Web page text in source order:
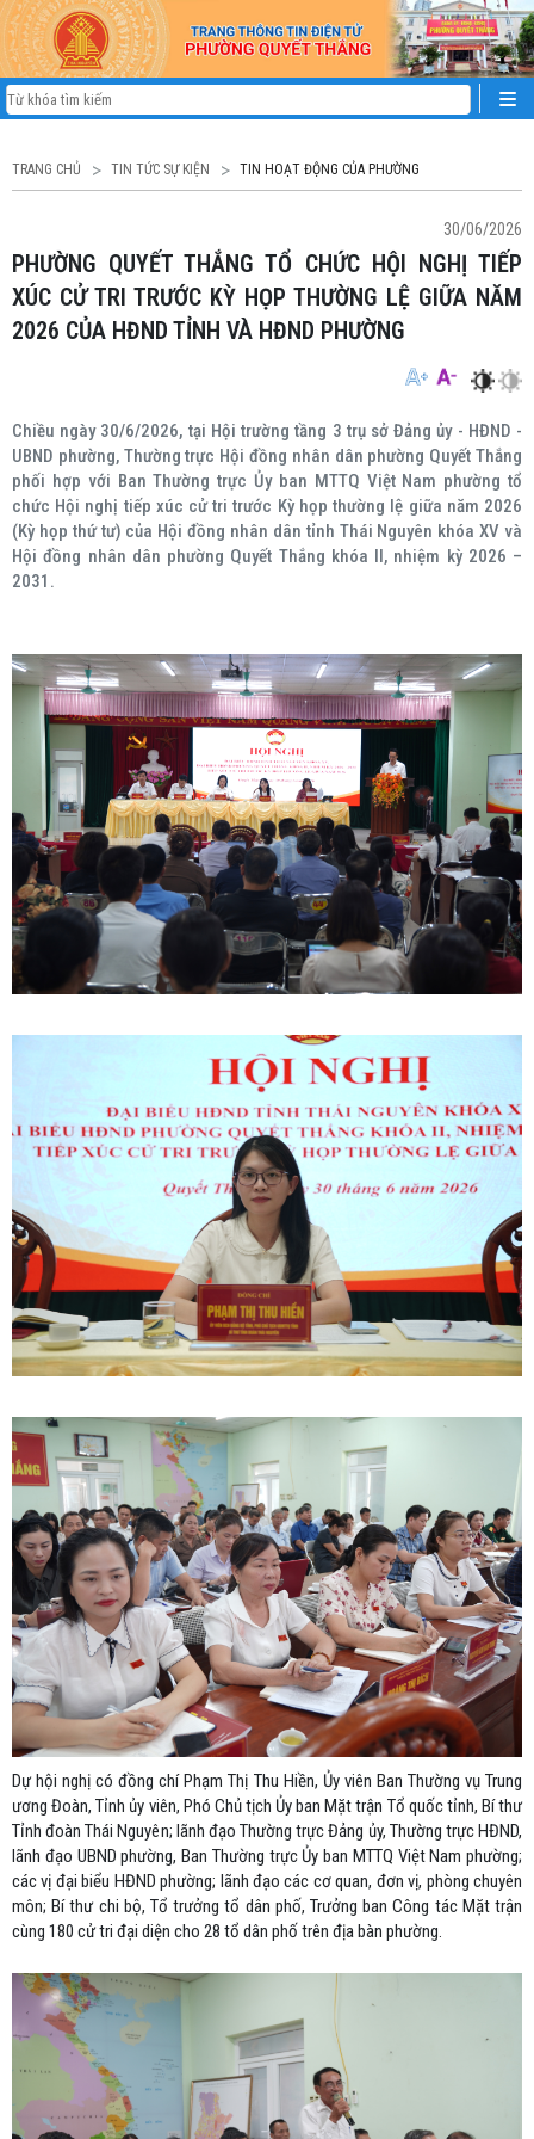
TRANG CHỦ TIN TỨC SỰ KIỆN TIN HOẠT ĐỘNG CỦA PHƯỜNG
30/06/2026
PHƯỜNG QUYẾT THẮNG TỔ CHỨC HỘI NGHỊ TIẾP
XÚC CỬ TRI TRƯỚC KỲ HỌP THƯỜNG LỆ GIỮA NĂM
2026 CỦA HĐND TỈNH VÀ HĐND PHƯỜNG
Chiều ngày 30/6/2026, tại Hội trường tầng 3 trụ sở Đảng ủy - HĐND -
UBND phường, Thường trực Hội đồng nhân dân phường Quyết Thắng
phối hợp với Ban Thường trực Ủy ban MTTQ Việt Nam phường tổ
chức Hội nghị tiếp xúc cử tri trước Kỳ họp thường lệ giữa năm 2026
(Kỳ họp thứ tư) của Hội đồng nhân dân tỉnh Thái Nguyên khóa XV và
Hội đồng nhân dân phường Quyết Thắng khóa II, nhiệm kỳ 2026 –
2031.
Dự hội nghị có đồng chí Phạm Thị Thu Hiền, Ủy viên Ban Thường vụ Trung
ương Đoàn, Tỉnh ủy viên, Phó Chủ tịch Ủy ban Mặt trận Tổ quốc tỉnh, Bí thư
Tỉnh đoàn Thái Nguyên; lãnh đạo Thường trực Đảng ủy, Thường trực HĐND,
lãnh đạo UBND phường, Ban Thường trực Ủy ban MTTQ Việt Nam phường;
các vị đại biểu HĐND phường; lãnh đạo các cơ quan, đơn vị, phòng chuyên
môn; Bí thư chi bộ, Tổ trưởng tổ dân phố, Trưởng ban Công tác Mặt trận
cùng 180 cử tri đại diện cho 28 tổ dân phố trên địa bàn phường.